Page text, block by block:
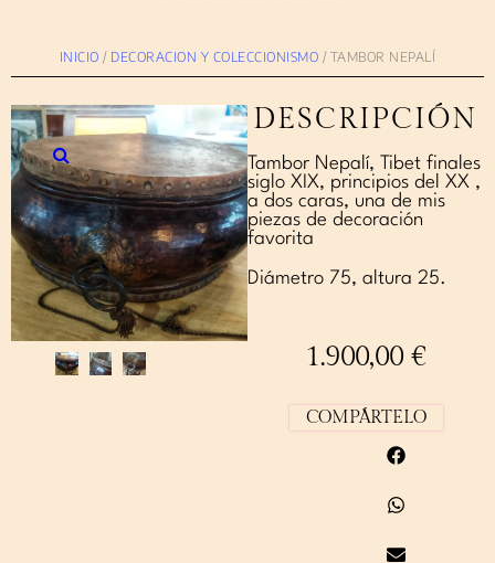
INICIO / DECORACION Y COLECCIONISMO / TAMBOR NEPALÍ
DESCRIPCIÓN
Tambor Nepalí, Tibet finales
siglo XIX, principios del XX ,
a dos caras, una de mis
piezas de decoración
favorita
Diámetro 75, altura 25.
1.900,00€
COMPÁRTELO